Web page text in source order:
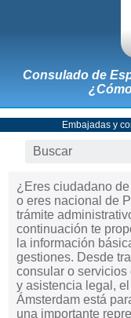
Consulado de
Embajadas y
¿Eres ciudadano
o eres nacional de
trámite
continuación te
la información
gestiones. Desde
consular o servicios
y asistencia legal,
Ámsterdam está
una importante